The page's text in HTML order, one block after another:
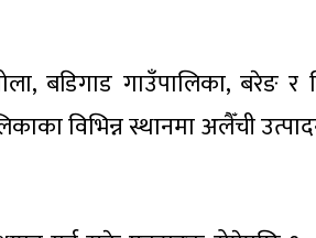
बडिगाड गाउँपालिका, बरेङ
विभिन्न स्थानमा अलैँची